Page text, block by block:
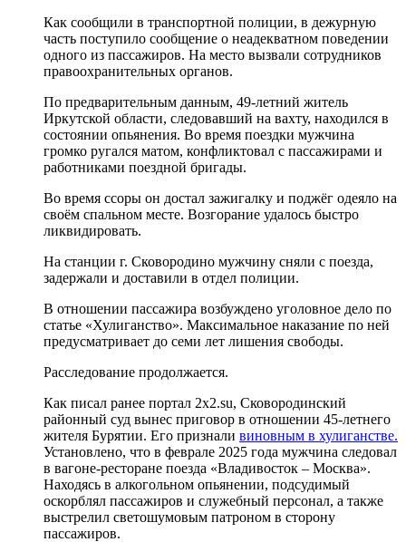
Как сообщили в транспортной полиции, в дежурную
часть поступило сообщение о неадекватном поведении
одного из пассажиров. На место вызвали сотрудников
правоохранительных органов.
По предварительным данным, 49-летний житель
Иркутской области, следовавший на вахту, находился в
состоянии опьянения. Во время поездки мужчина
громко ругался матом, конфликтовал с пассажирами и
работниками поездной бригады.
Во время ссоры он достал зажигалку и поджёг одеяло на
своём спальном месте. Возгорание удалось быстро
ликвидировать.
На станции г. Сковородино мужчину сняли с поезда,
задержали и доставили в отдел полиции.
В отношении пассажира возбуждено уголовное дело по
статье «Хулиганство». Максимальное наказание по ней
предусматривает до семи лет лишения свободы.
Расследование продолжается.
Как писал ранее портал 2х2.su, Сковородинский
районный суд вынес приговор в отношении 45-летнего
жителя Бурятии. Его признали виновным в хулиганстве.
Установлено, что в феврале 2025 года мужчина следовал
в вагоне-ресторане поезда «Владивосток – Москва».
Находясь в алкогольном опьянении, подсудимый
оскорблял пассажиров и служебный персонал, а также
выстрелил светошумовым патроном в сторону
пассажиров.